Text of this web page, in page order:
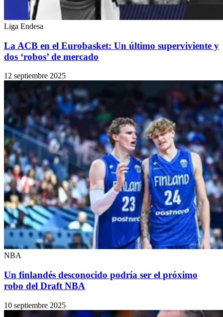
Liga Endesa
La ACB en el Eurobasket: Un último superviviente y
dos ‘robos’ de mercado
12 septiembre 2025
NBA
Un finlandés desconocido podría ser el próximo
robo del Draft NBA
10 septiembre 2025